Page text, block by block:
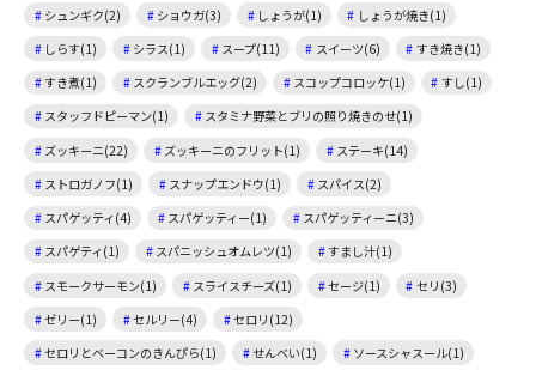
シュンギク(2)
ショウガ(3) しょうが(1)
しょうが焼き(1)
しらす(1)
シラス(1) スープ(11) スイーツ(6)
すき焼き(1)
すき煮(1)
スクランブルエッグ(2) スコップコロッケ(1)
すし(1)
スタッフドピーマン(1)
スタミナ野菜とブリの照り焼きのせ(1)
ズッキーニ(22)
ズッキーニのフリット(1)
ステーキ(14)
ストロガノフ(1)
スナップエンドウ(1)
スパイス(2)
スパゲッティ(4)
スパゲッティー(1)
スパゲッティーニ(3)
スパゲティ(1)
スパニッシュオムレツ(1)
すまし汁(1)
スモークサーモン(1)
スライスチーズ(1) セージ(1)
セリ(3)
ゼリー(1)
セルリー(4)
セロリ(12)
セロリとベーコンのきんぴら(1)
せんべい(1) ソースシャスール(1)